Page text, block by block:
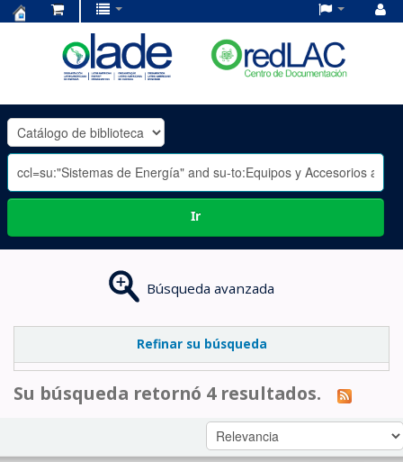
OLADE
-
Ir
Búsqueda avanzada
Refinar su búsqueda
Su búsqueda retornó 4 resultados.